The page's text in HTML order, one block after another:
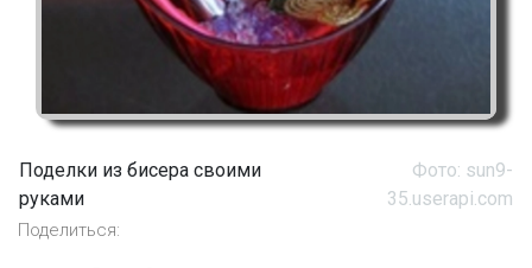
Поделки из бисера своими
руками
Фото: sun9-
35.userapi.com
Поделиться: